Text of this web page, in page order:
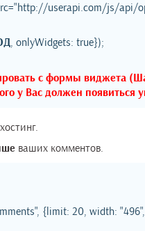
userapi.com/js/api/
, onlyWidgets: true});
с формы виджета
у Вас должен появиться
ваших комментов.
{limit: 20, width: